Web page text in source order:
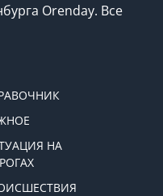
Orenday. Все
НА